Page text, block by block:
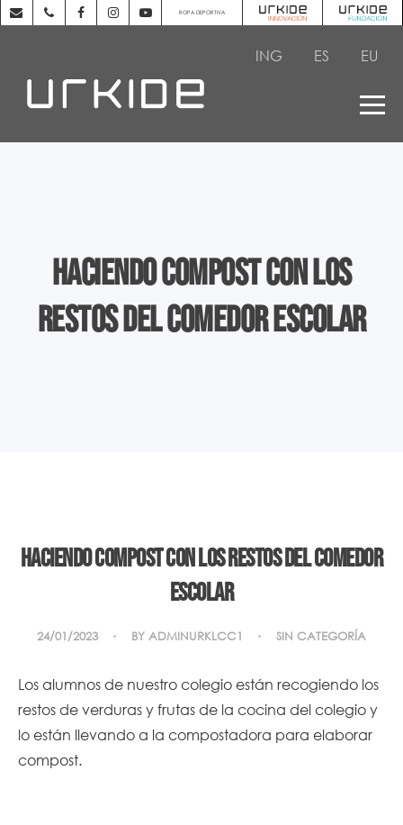
ROPA DEPORTIVA
ING ES EU
Haciendo compost con los
restos del comedor escolar
Haciendo compost con los restos del comedor
escolar
24/01/2023 BY ADMINURKLCC1 SIN CATEGORÍA
Los alumnos de nuestro colegio están recogiendo los
restos de verduras y frutas de la cocina del colegio y
lo están llevando a la compostadora para elaborar
compost.